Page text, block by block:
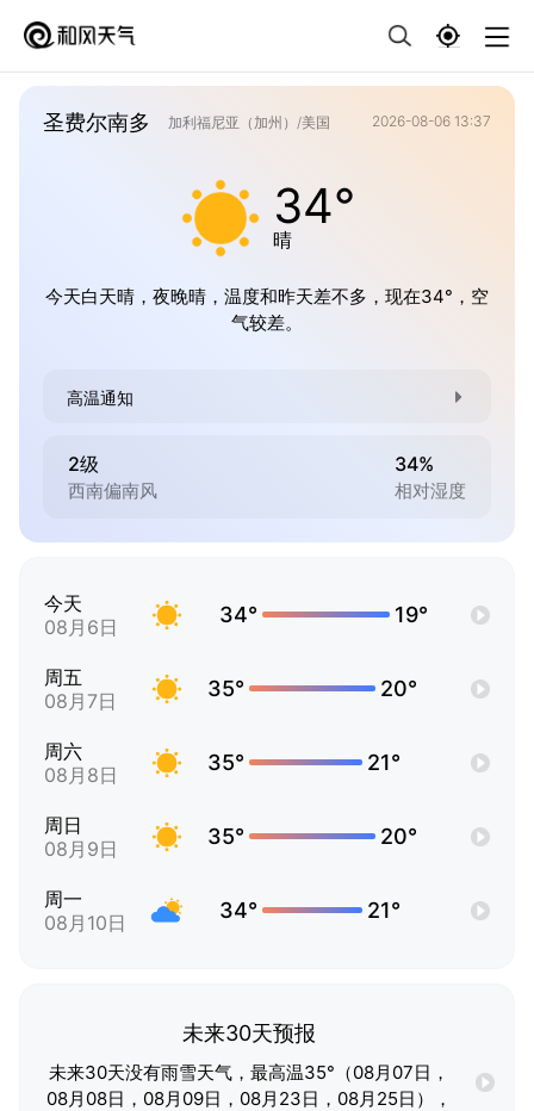
圣费尔南多 加利福尼亚（加州）/美国 2026-08-06 13:37
34°
晴
今天白天晴，夜晚晴，温度和昨天差不多，现在34°，空
气较差。
高温通知
2级
西南偏南风
34%
相对湿度
今天
08月6日
34° 19°
周五
08月7日
35° 20°
周六
08月8日
35° 21°
周日
08月9日
35° 20°
周一
08月10日
34° 21°
未来30天预报
未来30天没有雨雪天气，最高温35°（08月07日，
08月08日，08月09日，08月23日，08月25日），